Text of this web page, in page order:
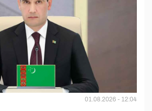
01.08.2026 - 12:04